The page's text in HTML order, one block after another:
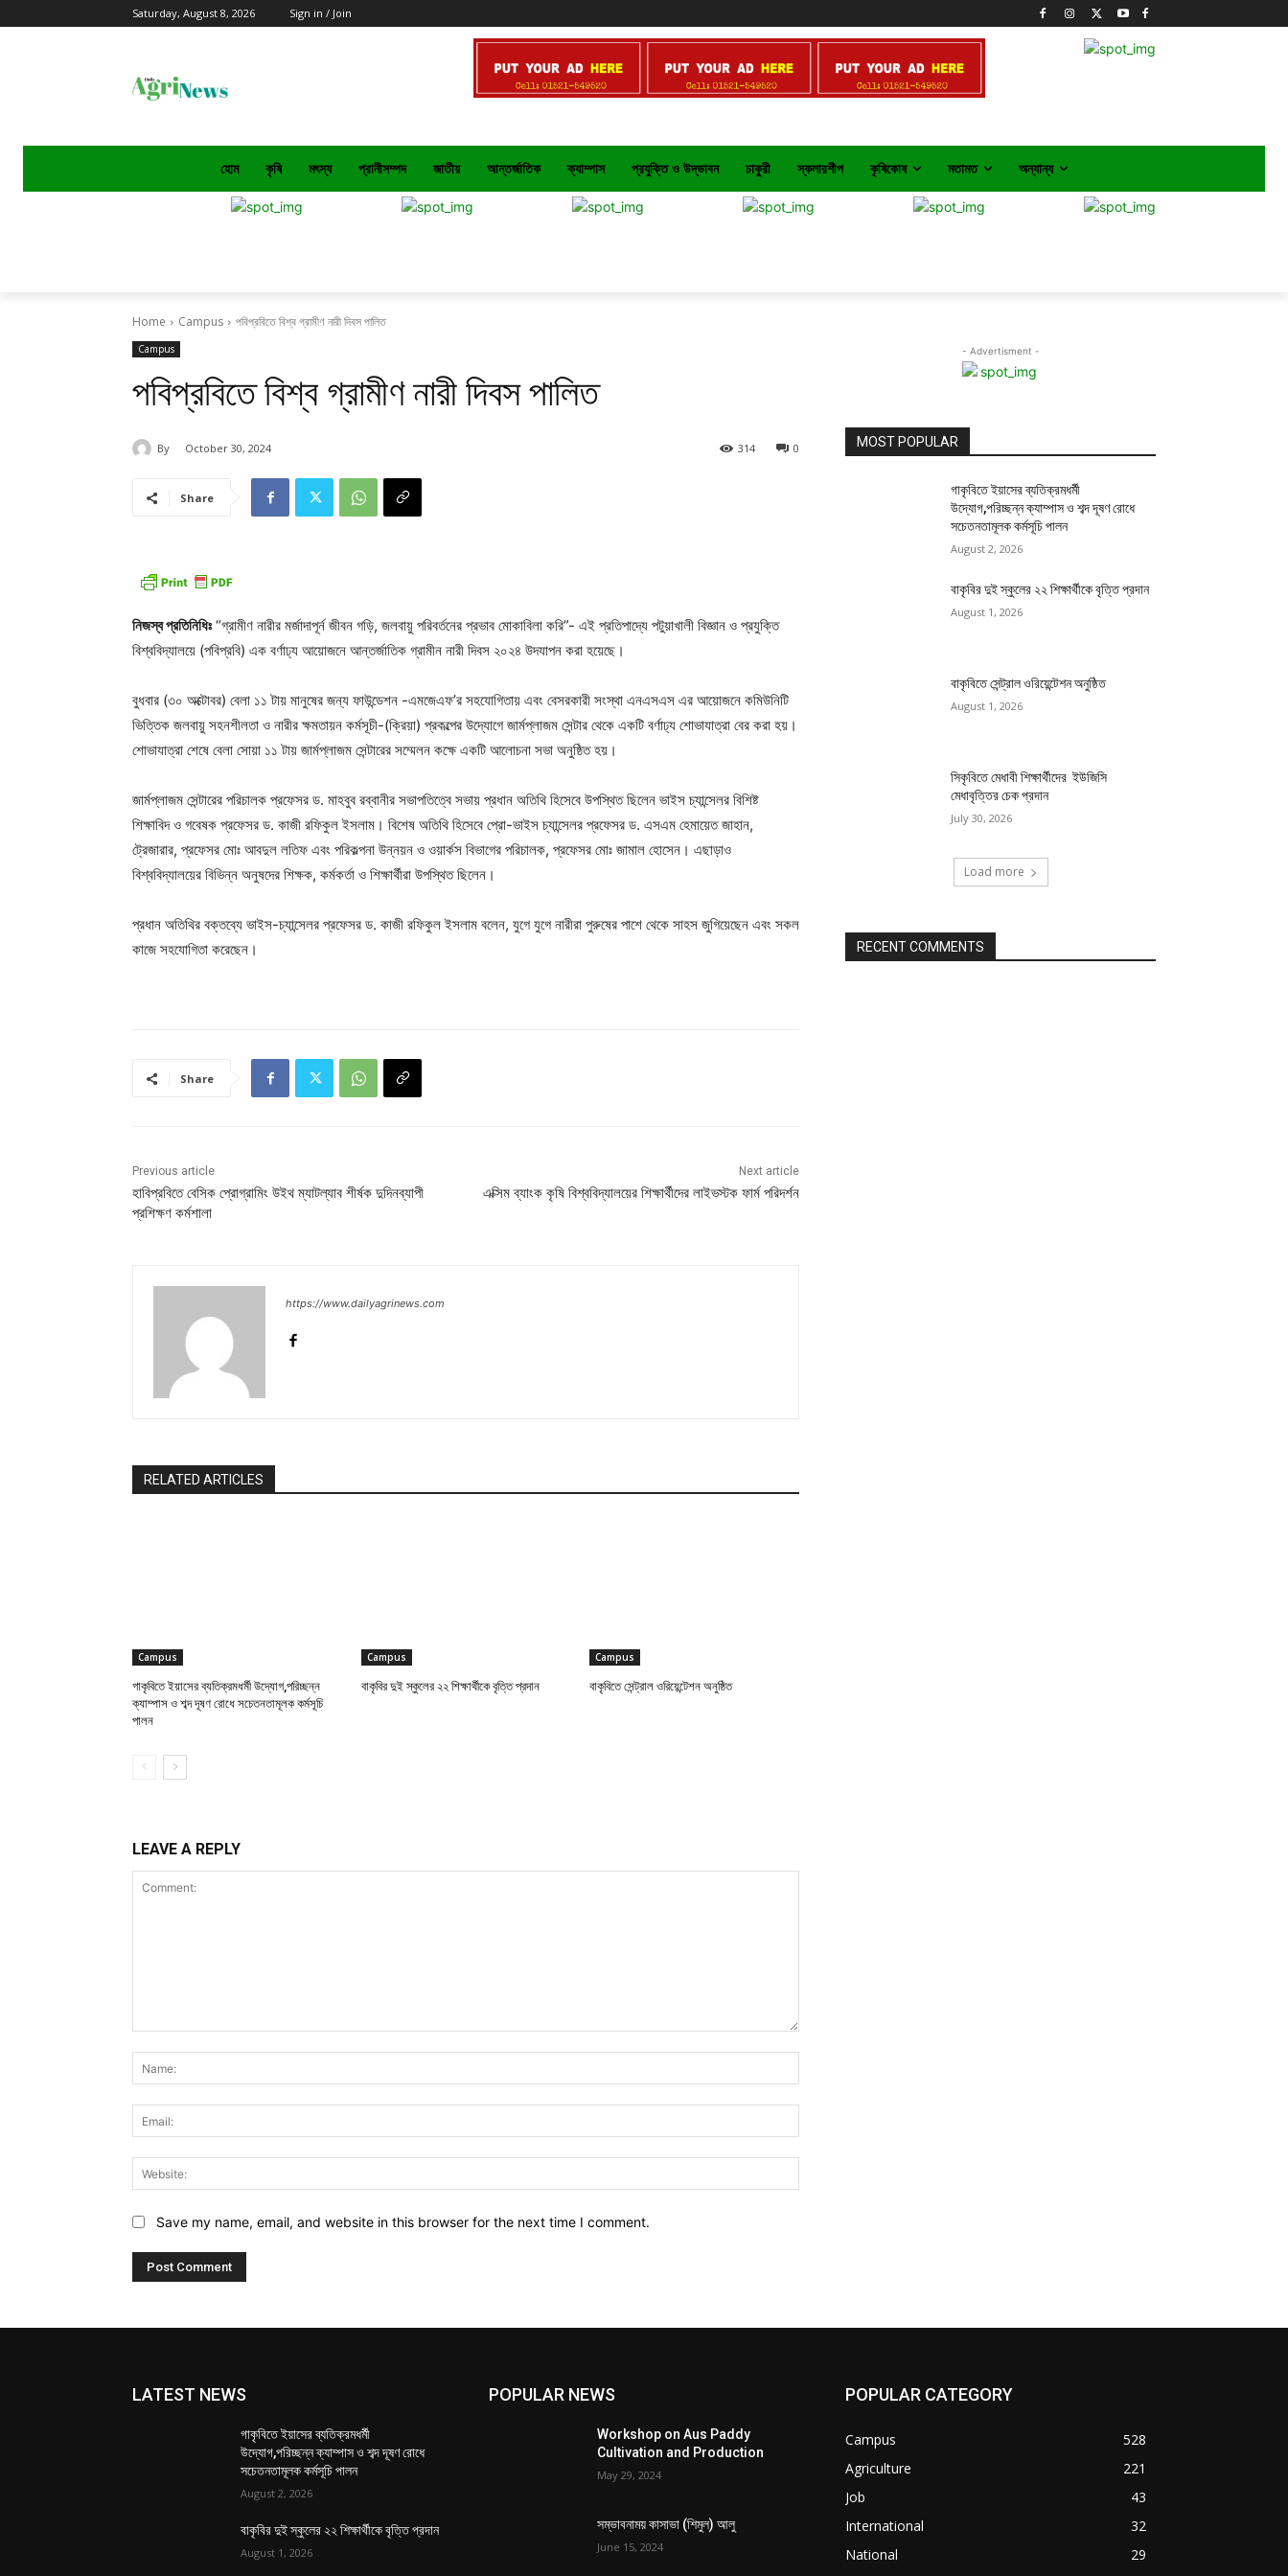
Saturday, August 8, 2026 Sign in / Join
হোম কৃষি মৎস্য প্রানীসম্পদ জাতীয় আন্তর্জাতিক ক্যাম্পাস প্রযুক্তি ও উদ্ভাবন চাকুরী স্কলারশীপ কৃষিকোষ মতামত অন্যান্য
Home Campus পবিপ্রবিতে বিশ্ব গ্রামীণ নারী দিবস পালিত
Campus
পবিপ্রবিতে বিশ্ব গ্রামীণ নারী দিবস পালিত
By October 30, 2024 0
314
Share
নিজস্ব প্রতিনিধিঃ “গ্রামীণ নারীর মর্জাদাপূর্ন জীবন গড়ি, জলবায়ু পরিবর্তনের প্রভাব মোকাবিলা করি”- এই প্রতিপাদ্যে পটুয়াখালী বিজ্ঞান ও প্রযুক্তি
বিশ্ববিদ্যালয়ে (পবিপ্রবি) এক বর্ণাঢ্য আয়োজনে আন্তর্জাতিক গ্রামীন নারী দিবস ২০২৪ উদযাপন করা হয়েছে।
বুধবার (৩০ অক্টোবর) বেলা ১১ টায় মানুষের জন্য ফাউন্ডেশন -এমজেএফ’র সহযোগিতায় এবং বেসরকারী সংস্থা এনএসএস এর আয়োজনে কমিউনিটি
ভিত্তিক জলবায়ু সহনশীলতা ও নারীর ক্ষমতায়ন কর্মসূচী-(ক্রিয়া) প্রকল্পের উদ্যোগে জার্মপ্লাজম সেন্টার থেকে একটি বর্ণাঢ্য শোভাযাত্রা বের করা হয়।
শোভাযাত্রা শেষে বেলা সোয়া ১১ টায় জার্মপ্লাজম সেন্টারের সম্মেলন কক্ষে একটি আলোচনা সভা অনুষ্ঠিত হয়।
জার্মপ্লাজম সেন্টারের পরিচালক প্রফেসর ড. মাহবুব রব্বানীর সভাপতিত্বে সভায় প্রধান অতিথি হিসেবে উপস্থিত ছিলেন ভাইস চ্যান্সেলর বিশিষ্ট
শিক্ষাবিদ ও গবেষক প্রফেসর ড. কাজী রফিকুল ইসলাম। বিশেষ অতিথি হিসেবে প্রো-ভাইস চ্যান্সেলর প্রফেসর ড. এসএম হেমায়েত জাহান,
ট্রেজারার, প্রফেসর মোঃ আবদুল লতিফ এবং পরিকল্পনা উন্নয়ন ও ওয়ার্কস বিভাগের পরিচালক, প্রফেসর মোঃ জামাল হোসেন। এছাড়াও
বিশ্ববিদ্যালয়ের বিভিন্ন অনুষদের শিক্ষক, কর্মকর্তা ও শিক্ষার্থীরা উপস্থিত ছিলেন।
প্রধান অতিথির বক্তব্যে ভাইস-চ্যান্সেলর প্রফেসর ড. কাজী রফিকুল ইসলাম বলেন, যুগে যুগে নারীরা পুরুষের পাশে থেকে সাহস জুগিয়েছেন এবং সকল
কাজে সহযোগিতা করেছেন।
Share
Previous article
হাবিপ্রবিতে বেসিক প্রোগ্রামিং উইথ ম্যাটল্যাব শীর্ষক দুদিনব্যাপী
প্রশিক্ষণ কর্মশালা
Next article
এক্সিম ব্যাংক কৃষি বিশ্ববিদ্যালয়ের শিক্ষার্থীদের লাইভস্টক ফার্ম পরিদর্শন
https://www.dailyagrinews.com
RELATED ARTICLES
Campus
গাকৃবিতে ইয়াসের ব্যতিক্রমধর্মী উদ্যোগ,পরিচ্ছন্ন
ক্যাম্পাস ও শব্দ দূষণ রোধে সচেতনতামূলক কর্মসূচি
পালন
Campus
বাকৃবির দুই স্কুলের ২২ শিক্ষার্থীকে বৃত্তি প্রদান
Campus
বাকৃবিতে সেন্ট্রাল ওরিয়েন্টেশন অনুষ্ঠিত
LEAVE A REPLY
Save my name, email, and website in this browser for the next time I comment.
- Advertisment -
MOST POPULAR
গাকৃবিতে ইয়াসের ব্যতিক্রমধর্মী
উদ্যোগ,পরিচ্ছন্ন ক্যাম্পাস ও শব্দ দূষণ রোধে
সচেতনতামূলক কর্মসূচি পালন
August 2, 2026
বাকৃবির দুই স্কুলের ২২ শিক্ষার্থীকে বৃত্তি প্রদান
August 1, 2026
বাকৃবিতে সেন্ট্রাল ওরিয়েন্টেশন অনুষ্ঠিত
August 1, 2026
সিকৃবিতে মেধাবী শিক্ষার্থীদের ইউজিসি
মেধাবৃত্তির চেক প্রদান
July 30, 2026
Load more
RECENT COMMENTS
LATEST NEWS
গাকৃবিতে ইয়াসের ব্যতিক্রমধর্মী
উদ্যোগ,পরিচ্ছন্ন ক্যাম্পাস ও শব্দ দূষণ রোধে
সচেতনতামূলক কর্মসূচি পালন
August 2, 2026
বাকৃবির দুই স্কুলের ২২ শিক্ষার্থীকে বৃত্তি প্রদান
August 1, 2026
POPULAR NEWS
Workshop on Aus Paddy
Cultivation and Production
May 29, 2024
সম্ভাবনাময় কাসাভা (শিমুল) আলু
June 15, 2024
POPULAR CATEGORY
Campus
528
Agriculture
221
Job
43
International
32
National
29